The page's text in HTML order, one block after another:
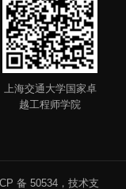
上海交通大学国家卓
越工程师学院
备 50534 ，技术支